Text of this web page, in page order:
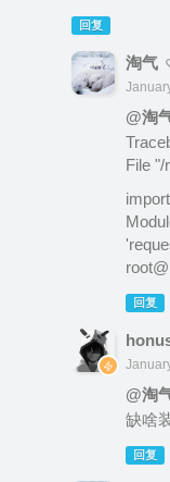
回复
淘气
@淘
File "/
回复
@淘
缺啥
回复